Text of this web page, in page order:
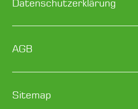
Datenschutzerklärung
AGB
Sitemap